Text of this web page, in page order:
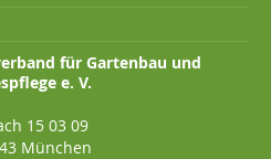
für Gartenbau und
e. V.
15 03 09
München